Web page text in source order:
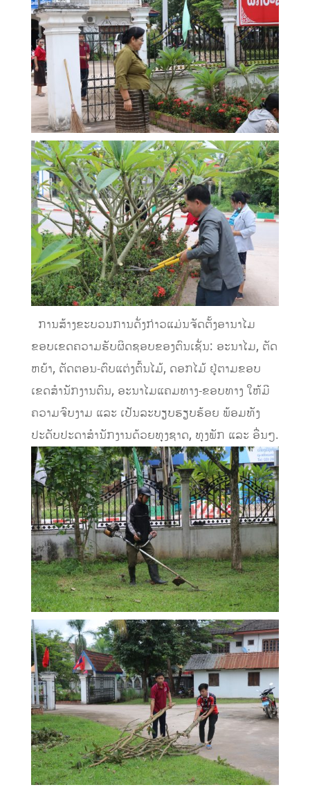
ການສ້າງຂະບວນການດັ່ງກ່າວແມ່ນຈັດຕັ້ງອານາໄມ
ຂອບເຂດຄວາມຮັບຜິດຊອບຂອງຕົນເຊັ່ນ: ອະນາໄມ, ຕັດ
ຫຍ້າ, ຕັດຕອນ-ຕົບແຕ່ງຕົ້ນໄມ້, ດອກໄມ້ ຢູ່ຕາມຂອບ
ເຂດສໍານັກງານຕົນ, ອະນາໄມແຄມທາງ-ຂອບທາງ ໃຫ້ມີ
ຄວາມຈົບງາມ ແລະ ເປັນລະບຽບຮຽບຮ້ອຍ ພ້ອມທັງ
ປະດັບປະດາສໍານັກງານດ້ວຍທຸງຊາດ, ທຸງພັກ ແລະ ອື່ນໆ.